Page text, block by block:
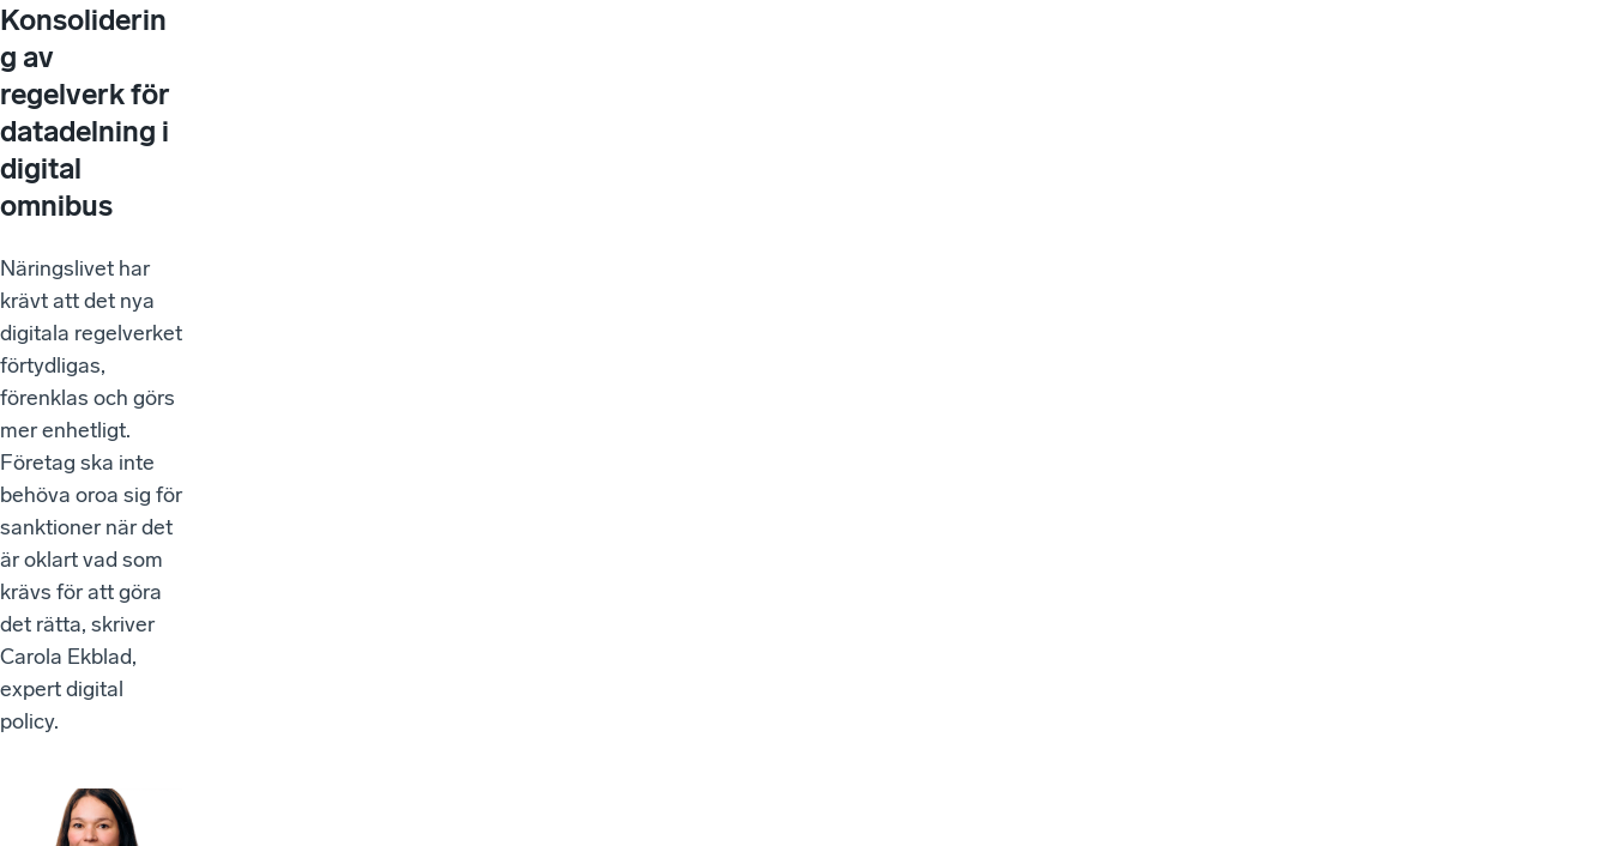
Konsoliderin
g av
regelverk för
datadelning i
digital
omnibus
Näringslivet har
krävt att det nya
digitala regelverket
förtydligas,
förenklas och görs
mer enhetligt.
Företag ska inte
behöva oroa sig för
sanktioner när det
är oklart vad som
krävs för att göra
det rätta, skriver
Carola Ekblad,
expert digital
policy.